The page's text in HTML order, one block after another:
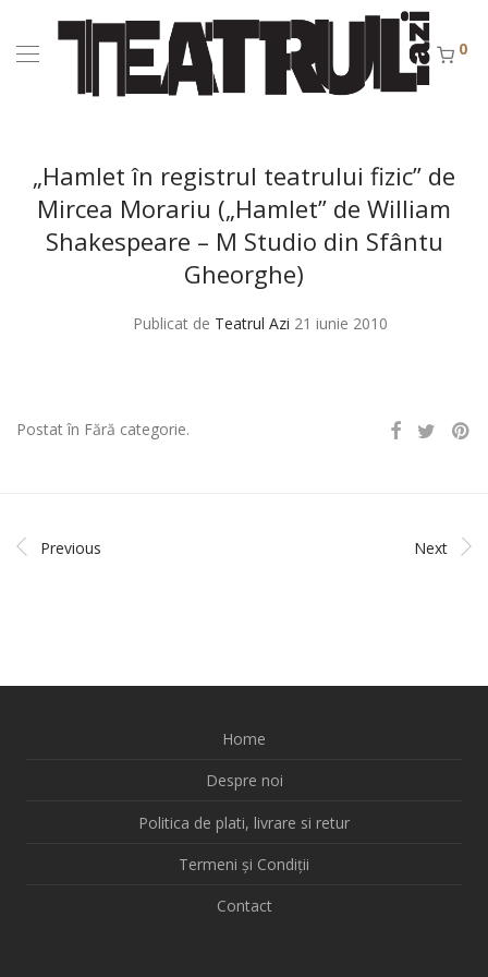
0
„Hamlet în registrul teatrului fizic” de
Mircea Morariu („Hamlet” de William
Shakespeare – M Studio din Sfântu
Gheorghe)
Publicat de Teatrul Azi 21 iunie 2010
Postat în Fără categorie.
Previous Next
Home
Despre noi
Politica de plati, livrare si retur
Termeni și Condiții
Contact